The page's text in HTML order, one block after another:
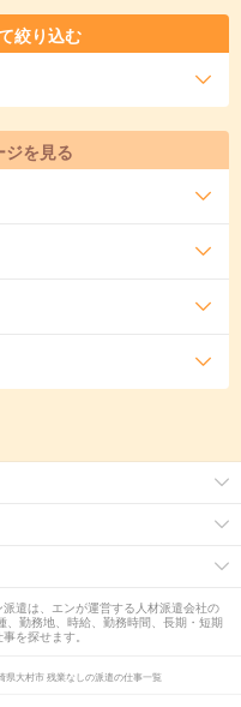
絞り込む
を見る
遣は、エンが運営する人材派遣会社の
、勤務地、時給、勤務時間、長期・短期
を探せます。
県大村市 残業なしの派遣の仕事一覧